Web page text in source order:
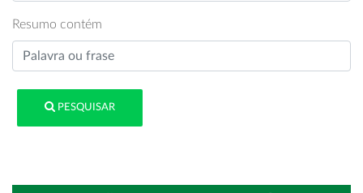
Resumo contém
PESQUISAR